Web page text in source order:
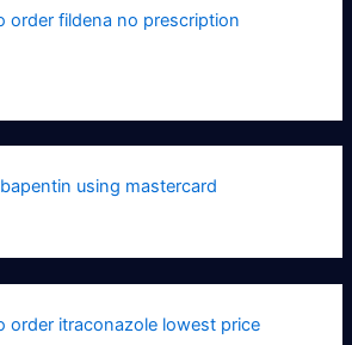
order fildena no prescription
using mastercard
order itraconazole lowest price